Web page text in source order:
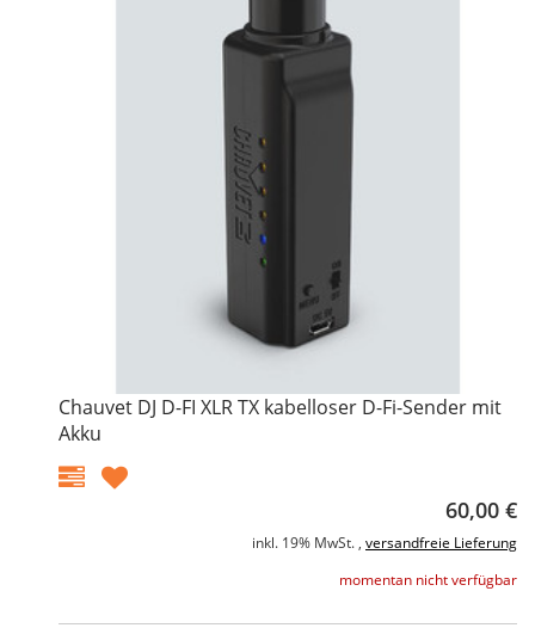
Chauvet DJ D-FI XLR TX kabelloser D-Fi-Sender mit
Akku
60,00 €
inkl. 19% MwSt. , versandfreie Lieferung
momentan nicht verfügbar